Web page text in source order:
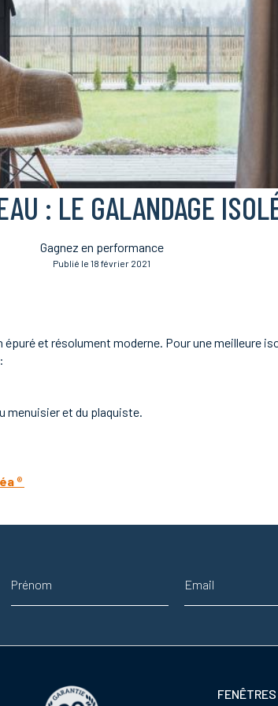
: LE GALANDAGE
Gagnez en performance
Publié le 18 février 2021
épuré et résolument moderne. Pour une meilleure
menuisier et du plaquiste.
®
Footer
FENÊTRES